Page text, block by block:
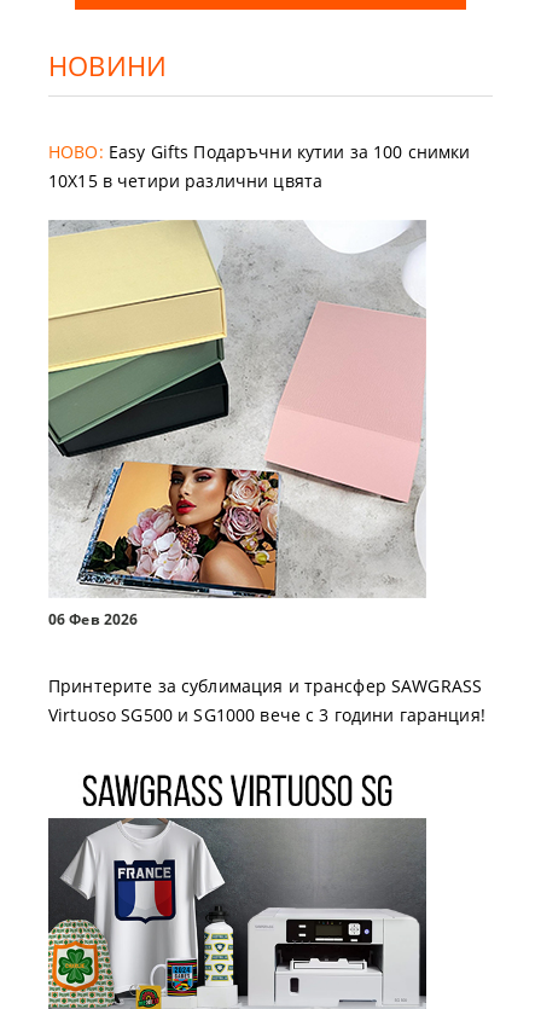
НОВИНИ
НОВО: Easy Gifts Подаръчни кутии за 100 снимки
10X15 в четири различни цвята
06 Фев 2026
Принтерите за сублимация и трансфер SAWGRASS
Virtuoso SG500 и SG1000 вече с 3 години гаранция!